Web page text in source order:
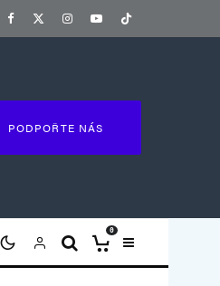
PODPOŘTE NÁS
0